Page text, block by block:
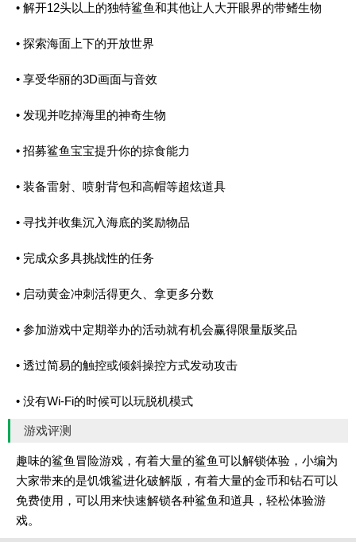
• 解开12头以上的独特鲨鱼和其他让人大开眼界的带鳍生物
• 探索海面上下的开放世界
• 享受华丽的3D画面与音效
• 发现并吃掉海里的神奇生物
• 招募鲨鱼宝宝提升你的掠食能力
• 装备雷射、喷射背包和高帽等超炫道具
• 寻找并收集沉入海底的奖励物品
• 完成众多具挑战性的任务
• 启动黄金冲刺活得更久、拿更多分数
• 参加游戏中定期举办的活动就有机会赢得限量版奖品
• 透过简易的触控或倾斜操控方式发动攻击
• 没有Wi-Fi的时候可以玩脱机模式
游戏评测
趣味的鲨鱼冒险游戏，有着大量的鲨鱼可以解锁体验，小编为
大家带来的是饥饿鲨进化破解版，有着大量的金币和钻石可以
免费使用，可以用来快速解锁各种鲨鱼和道具，轻松体验游
戏。